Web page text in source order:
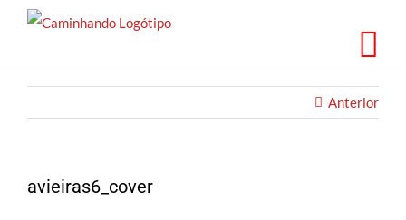
Saltar
Anterior
avieiras6_cover